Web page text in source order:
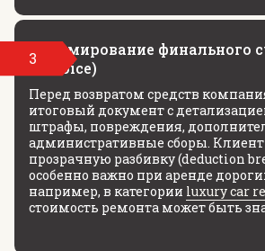
3 Формирование финального
Invoice)
Перед возвратом средств
итоговый документ с
штрафы, повреждения,
административные сборы. Клиент
прозрачную разбивку (deduction
особенно важно при аренде
например, в категории luxury car
стоимость ремонта может быть